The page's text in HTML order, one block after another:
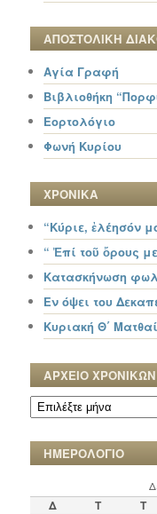
ΑΠΟΣΤΟΛΙΚΗ
Αγία Γραφή
Βιβλιοθήκη
Εορτολόγιο
Φωνή Κυρίου
ΧΡΟΝΙΚΑ
“Κύριε, ἐλέησόν
“ Ἐπί τοῦ ὄρους
Κατασκήνωση
Εν όψει του
Κυριακή Θ΄
ΑΡΧΕΙΟ ΧΡΟΝΙΚΩΝ
ΑΡΧΕΙΟ
ΧΡΟΝΙΚΩΝ
ΗΜΕΡΟΛΟΓΙΟ
Δ Τ Τ